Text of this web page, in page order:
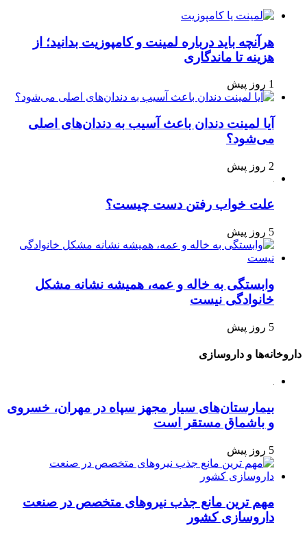
هرآنچه باید درباره لمینت و کامپوزیت بدانید؛ از
هزینه تا ماندگاری
1 روز پیش
آیا لمینت دندان باعث آسیب به دندان‌های اصلی
می‌شود؟
2 روز پیش
علت خواب رفتن دست چیست؟
5 روز پیش
وابستگی به خاله و عمه، همیشه نشانه مشکل
خانوادگی نیست
5 روز پیش
داروخانه‌ها و داروسازی
بیمارستان‌های سیار مجهز سپاه در مهران، خسروی
و باشماق مستقر است
5 روز پیش
مهم ترین مانع جذب نیروهای متخصص در صنعت
داروسازی کشور